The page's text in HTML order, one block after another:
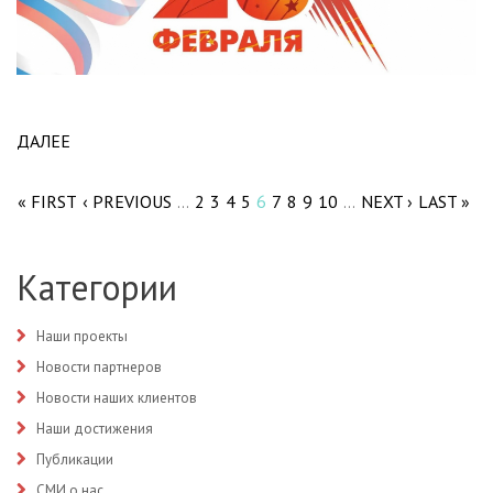
ДАЛЕЕ
« FIRST ‹ PREVIOUS … 2 3 4 5 6 7 8 9 10 … NEXT › LAST »
Категории
Наши проекты
Новости партнеров
Новости наших клиентов
Наши достижения
Публикации